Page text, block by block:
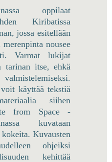
oppilaat
Kiribatissa
jossa esitellään
nousee
Varmat lukijat
tarinan itse, ehkä
käyttää tekstiä
siihen
from Space -
kuvataan
Kuvausten
ohjeiksi
kehittää